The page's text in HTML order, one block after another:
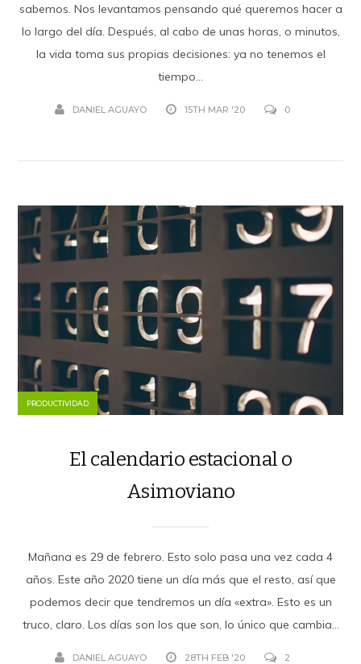
sabemos. Nos levantamos pensando qué queremos hacer a
lo largo del día. Después, al cabo de unas horas, o minutos,
la vida toma sus propias decisiones: ya no tenemos el
tiempo...
DANIEL AGUAYO 15TH MAR '20 0
PRODUCTIVIDAD
El calendario estacional o
Asimoviano
Mañana es 29 de febrero. Esto solo pasa una vez cada 4
años. Este año 2020 tiene un día más que el resto, así que
podemos decir que tendremos un día «extra». Esto es un
truco, claro. Los días son los que son, lo único que cambia...
DANIEL AGUAYO 28TH FEB '20 2